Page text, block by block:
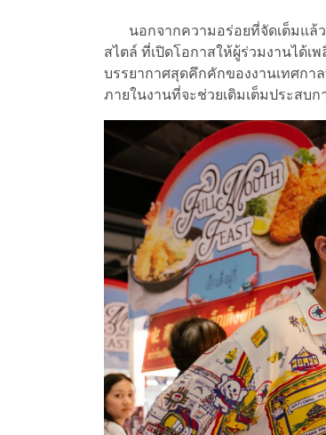
นอกจากความอร่อยที่จัดเต็มแล้ว
สไตล์ ที่เปิดโอกาสให้ผู้ร่วมงานได้
บรรยากาศสุดคึกคักของงานเทศกา
ภายในงานที่จะช่วยเติมเต็มประสบ